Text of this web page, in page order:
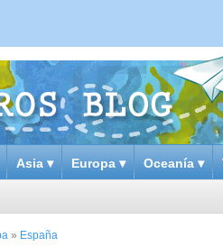
Asia ▾ Europa ▾ Oceanía ▾
» España